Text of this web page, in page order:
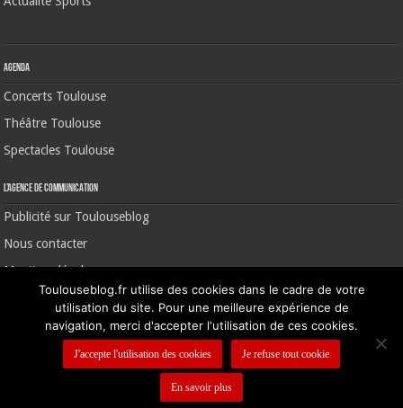
Agenda
Concerts Toulouse
Théâtre Toulouse
Spectacles Toulouse
L’agence de communication
Publicité sur Toulouseblog
Nous contacter
Mentions légales
©2006-2026 Toulouse Blog | CNIL N° 1391640
Nous contacter Mentions légales
Toulouseblog.fr utilise des cookies dans le cadre de votre
utilisation du site. Pour une meilleure expérience de
navigation, merci d'accepter l'utilisation de ces cookies.
J'accepte l'utilisation des cookies Je refuse tout cookie
En savoir plus